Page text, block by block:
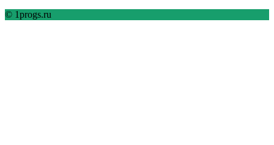
© 1progs.ru